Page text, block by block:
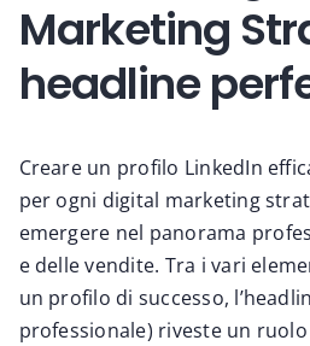
Marketing
headline
Creare un profilo LinkedIn
per ogni digital marketing
emergere nel panorama
e delle vendite. Tra i vari
un profilo di successo,
professionale) riveste un